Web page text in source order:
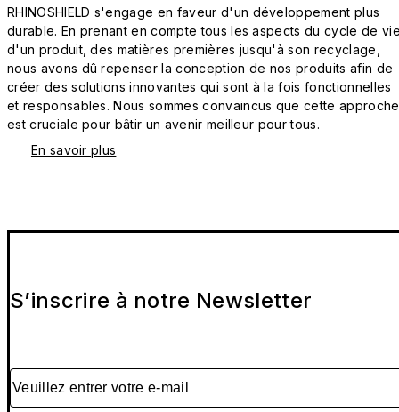
RHINOSHIELD s'engage en faveur d'un développement plus
durable. En prenant en compte tous les aspects du cycle de
d'un produit, des matières premières jusqu'à son recyclage,
nous avons dû repenser la conception de nos produits afin de
créer des solutions innovantes qui sont à la fois fonctionnelles
et responsables. Nous sommes convaincus que cette approche
est cruciale pour bâtir un avenir meilleur pour tous.
En savoir plus
S’inscrire à notre Newsletter
Veuillez entrer votre e-mail